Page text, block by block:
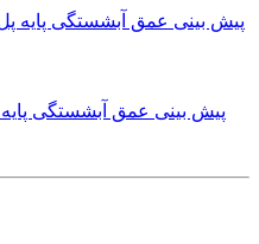
پیش بینی عمق آبشستگی پایه